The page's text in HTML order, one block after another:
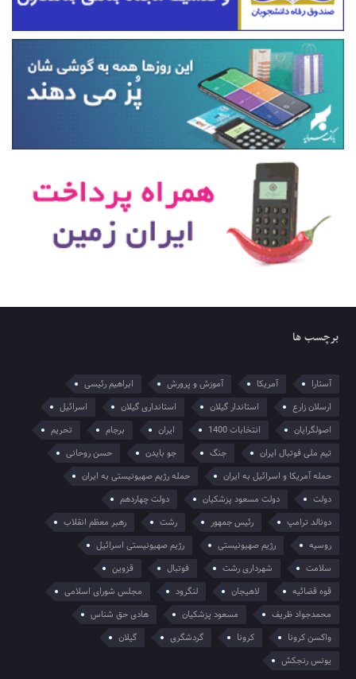
برچسب ها
آستارا آمریکا آموزش و پرورش
ابراهیم رئیسی
ارسلان زارع
استاندار گیلان استانداری گیلان
اسرائیل
اصولگرایان
انتخابات 1400 ایران برجام
تحریم
تیم ملی فوتبال ایران
جنگ جو بایدن
حسن روحانی
حمله آمریکا و اسرائیل به ایران
حمله رژیم صهیونیستی به ایران
دولت
دولت مسعود پزشکیان
دولت چهاردهم
دونالد ترامپ
رئیس جمهور رشت
رهبر معظم انقلاب
روسیه
رژیم صهیونیستی
رژیم صهیونیستی اسرائیل
سلامت
شهرداری رشت فوتبال
قزوین
قوه قضائیه
لاهیجان لنگرود
مجلس شورای اسلامی
محمدجواد ظریف
مسعود پزشکیان
هادی حق شناس
واکسن کرونا
کرونا گردشگری
گیلان
یونس رنجکش